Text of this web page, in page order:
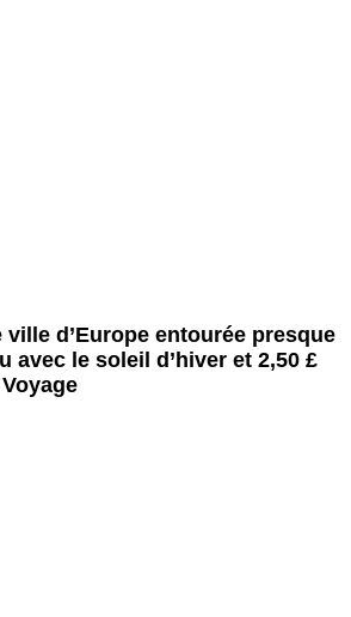
d’Europe entourée presque
avec le soleil d’hiver et 2,50 £